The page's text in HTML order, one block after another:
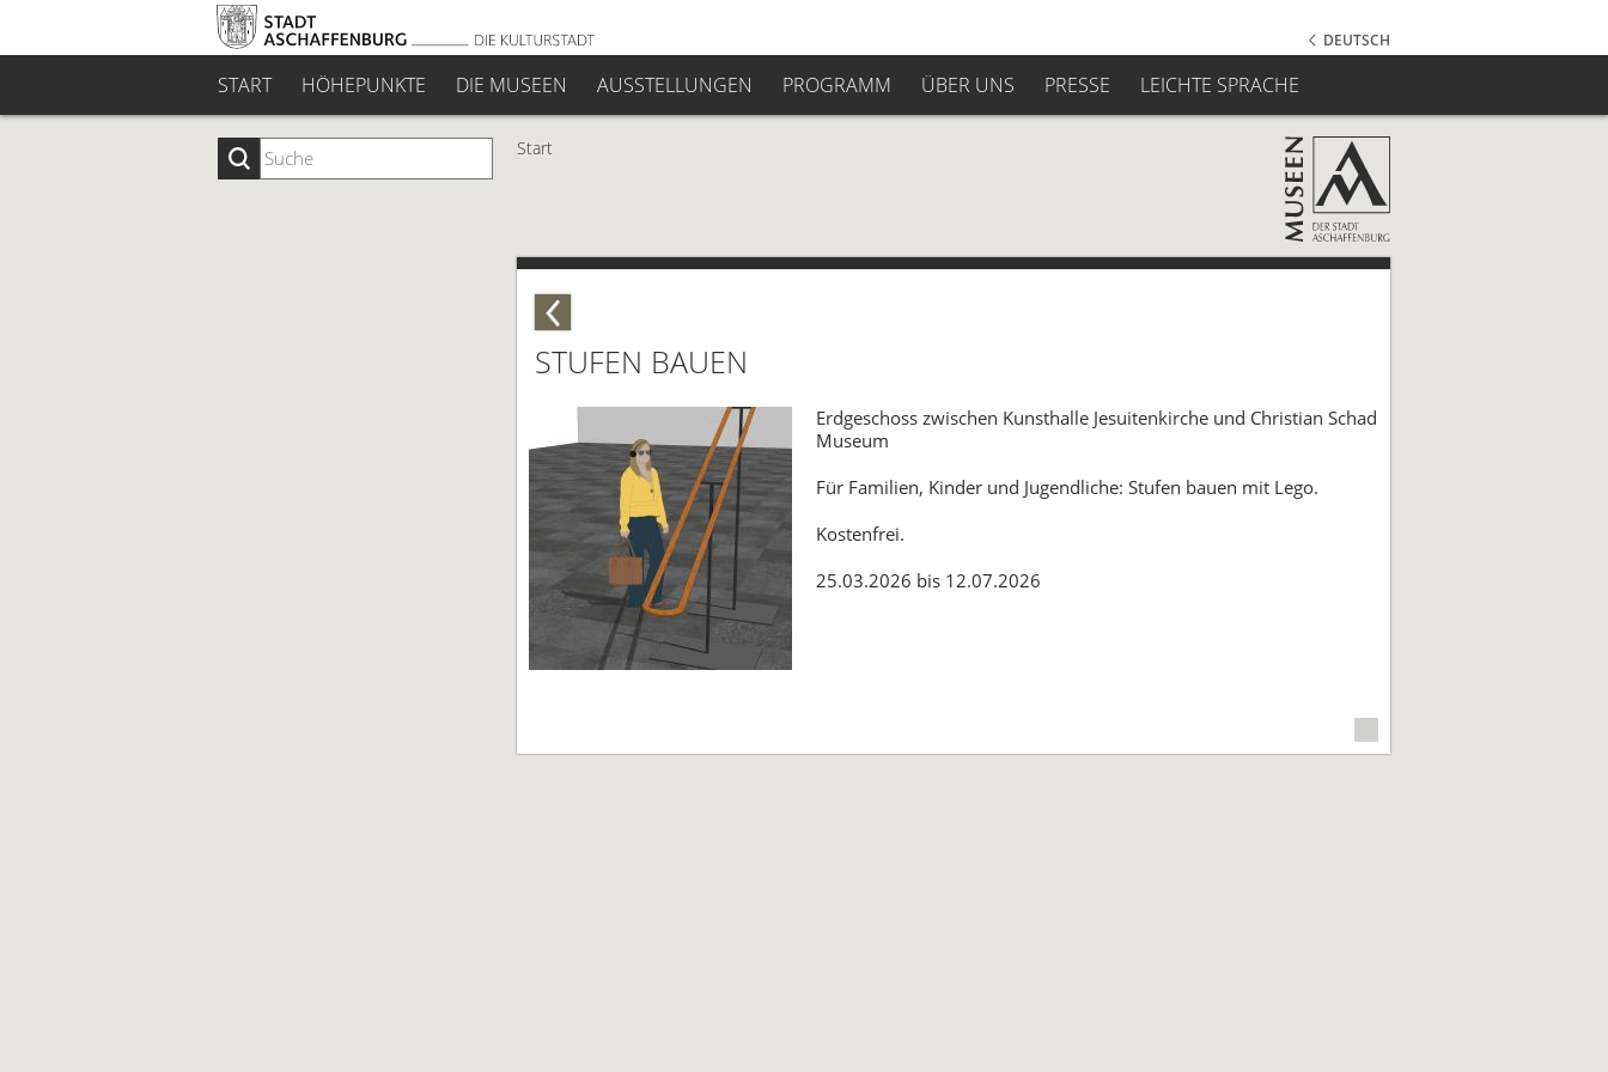
Start
START HÖHEPUNKTE DIE MUSEEN AUSSTELLUNGEN PROGRAMM ÜBER UNS PRESSE LEICHTE SPRACHE
DEUTSCH
STUFEN BAUEN
Erdgeschoss zwischen Kunsthalle Jesuitenkirche und Christian Schad
Museum
Für Familien, Kinder und Jugendliche: Stufen bauen mit Lego.
Kostenfrei.
25.03.2026 bis 12.07.2026